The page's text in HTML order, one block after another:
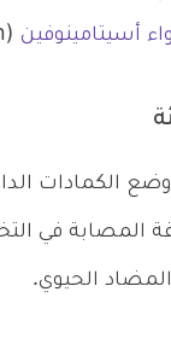
أسيتامينوفين (acetaminophen).
الكمادات
المصابة في
المضاد الحيوي.